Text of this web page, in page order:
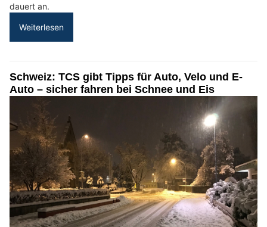
dauert an.
Weiterlesen
Schweiz: TCS gibt Tipps für Auto, Velo und E-
Auto – sicher fahren bei Schnee und Eis